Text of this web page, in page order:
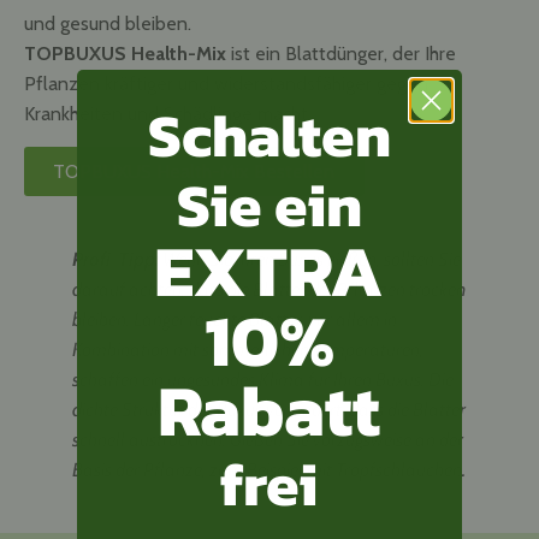
und gesund bleiben.
TOPBUXUS Health-Mix ist ein Blattdünger, der Ihre
Pflanzen kräftiger und widerstandsfähiger gegen
Krankheiten und Schädlinge macht.
TOPBUXUS Health-Mix Bestellen
Profi-Tipp:
Wenn Sie Ihren Buxus gießen, sollten Sie
darauf achten, dass die Blätter der Pflanzen trocken
bleiben. Länger feuchte Blätter, vor allem in
Kombination mit sommerlichen Temperaturen,
schaffen ein ungesundes Klima für Ihren Buxus. Die
dichte Struktur des Buxus verhindert, dass die Blätter
schnell austrocknen. Gießen Sie vorzugsweise an der
Basis der Pflanze, zum Beispiel mit Tropfschläuchen.
Schalten
Sie ein
EXTRA
10%
Rabatt
frei